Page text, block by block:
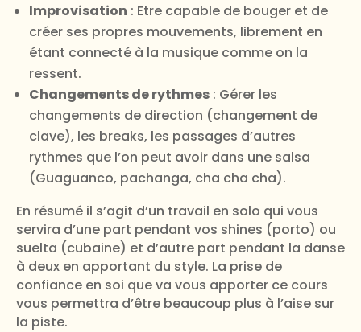
Improvisation : Etre capable de bouger et de
créer ses propres mouvements, librement en
étant connecté à la musique comme on la
ressent.
Changements de rythmes : Gérer les
changements de direction (changement de
clave), les breaks, les passages d’autres
rythmes que l’on peut avoir dans une salsa
(Guaguanco, pachanga, cha cha cha).
En résumé il s’agit d’un travail en solo qui vous
servira d’une part pendant vos shines (porto) ou
suelta (cubaine) et d’autre part pendant la danse
à deux en apportant du style. La prise de
confiance en soi que va vous apporter ce cours
vous permettra d’être beaucoup plus à l’aise sur
la piste.